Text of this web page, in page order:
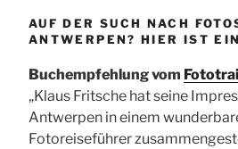
AUF DER SUCH NACH
ANTWERPEN? HIER IST
Buchempfehlung vom
„Klaus Fritsche hat seine
Antwerpen in einem
Fotoreiseführer